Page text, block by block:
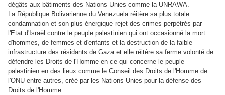
dégâts aux bâtiments des Nations Unies comme la UNRAWA.
La République Bolivarienne du Venezuela réitère sa plus totale
condamnation et son plus énergique rejet des crimes perpétrés par
l'Etat d'Israël contre le peuple palestinien qui ont occasionné la mort
d'hommes, de femmes et d'enfants et la destruction de la faible
infrastructure des résidants de Gaza et elle réitère sa ferme volonté de
défendre les Droits de l'Homme en ce qui concerne le peuple
palestinien en des lieux comme le Conseil des Droits de l'Homme de
l'ONU entre autres, créé par les Nations Unies pour la défense des
Droits de l'Homme.